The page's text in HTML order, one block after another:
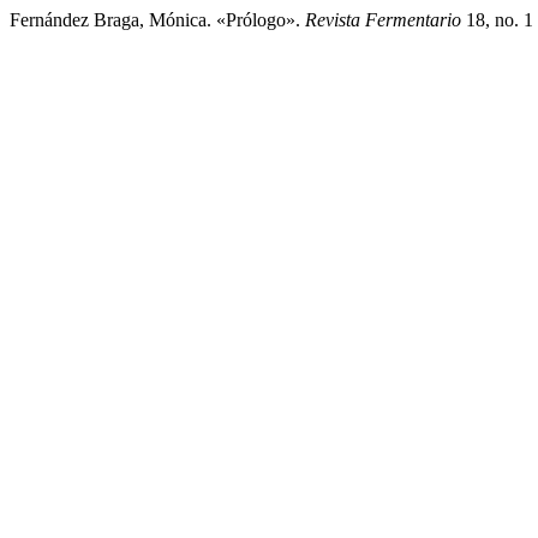
Fernández Braga, Mónica. «Prólogo». Revista Fermentario 18, no.